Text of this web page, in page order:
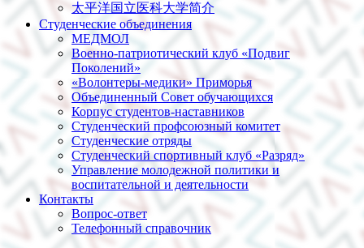
太平洋国立医科大学简介
Студенческие объединения
МЕДМОЛ
Военно-патриотический клуб «Подвиг
Поколений»
«Волонтеры-медики» Приморья
Объединенный Совет обучающихся
Корпус студентов-наставников
Студенческий профсоюзный комитет
Студенческие отряды
Студенческий спортивный клуб «Разряд»
Управление молодежной политики и
воспитательной и деятельности
Контакты
Вопрос-ответ
Телефонный справочник